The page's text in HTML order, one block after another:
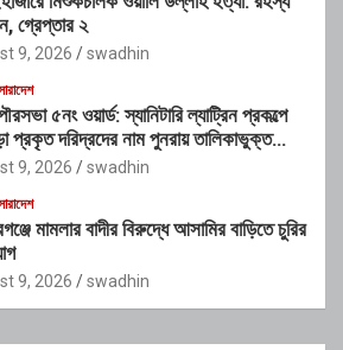
গ্রেপ্তার ২
9, 2026 swadhin
৫নং ওয়ার্ড: স্যানিটারি ল্যাট্রিন প্রকল্পে
প্রকৃত দরিদ্রদের নাম পুনরায় তালিকাভুক্ত
9, 2026 swadhin
মামলার বাদীর বিরুদ্ধে আসামির বাড়িতে চুরির
9, 2026 swadhin